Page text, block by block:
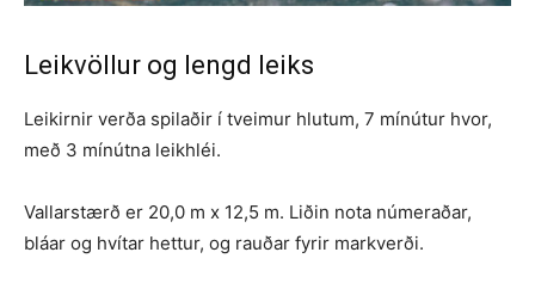
Leikvöllur og lengd leiks
Leikirnir verða spilaðir í tveimur hlutum, 7 mínútur hvor,
með 3 mínútna leikhléi.
Vallarstærð er 20,0 m x 12,5 m. Liðin nota númeraðar,
bláar og hvítar hettur, og rauðar fyrir markverði.